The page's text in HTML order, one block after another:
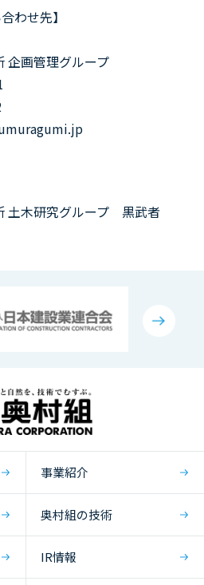
わせ先】
企画管理グループ
土木研究グループ 黒武者
事業紹介
奥村組の技術
IR情報